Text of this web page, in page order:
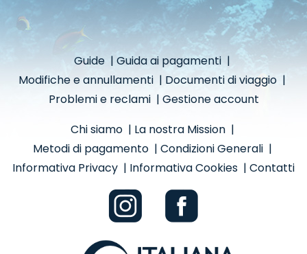
Guide | Guida ai pagamenti |
Modifiche e annullamenti | Documenti di viaggio |
Problemi e reclami | Gestione account
Chi siamo | La nostra Mission |
Metodi di pagamento | Condizioni Generali |
Informativa Privacy | Informativa Cookies | Contatti